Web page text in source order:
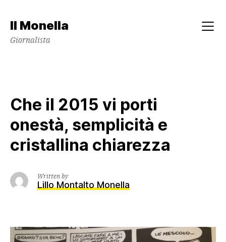
content
Il Monella
Giornalista
Menu
Che il 2015 vi porti
onestà, semplicità e
cristallina chiarezza
Written by
Lillo Montalto Monella